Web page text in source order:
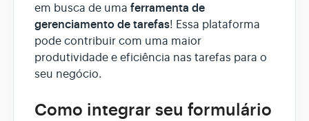
em busca de uma ferramenta de
gerenciamento de tarefas! Essa plataforma
pode contribuir com uma maior
produtividade e eficiência nas tarefas para o
seu negócio.
Como integrar seu formulário